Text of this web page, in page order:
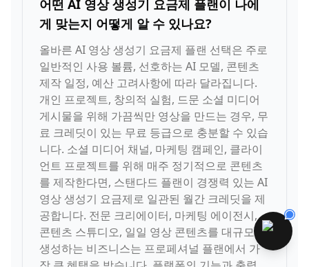
어떤 AI 영상 생성기 요금제 플랜이 나에
게 맞는지 어떻게 알 수 있나요?
올바른 AI 영상 생성기 요금제 플랜 선택은 주로
일반적인 사용 볼륨, 선호하는 AI 모델, 콘텐츠
제작 일정, 예산 고려사항에 따라 달라집니다.
개인 프로젝트, 창의적 실험, 드문 소셜 미디어
게시물을 위해 가끔씩만 영상을 만드는 경우, 무
료 크레딧이 있는 무료 등급으로 충분할 수 있습
니다. 소셜 미디어 채널, 마케팅 캠페인, 클라이
언트 프로젝트를 위해 매주 정기적으로 콘텐츠
를 제작한다면, 스탠다드 플랜이 경쟁력 있는 AI
영상 생성기 요금제로 일관된 월간 크레딧을 제
공합니다. 전문 크리에이터, 마케팅 에이전시,
콘텐츠 스튜디오, 일일 영상 콘텐츠를 대규모로
생성하는 비즈니스는 프로페셔널 플랜에서 가